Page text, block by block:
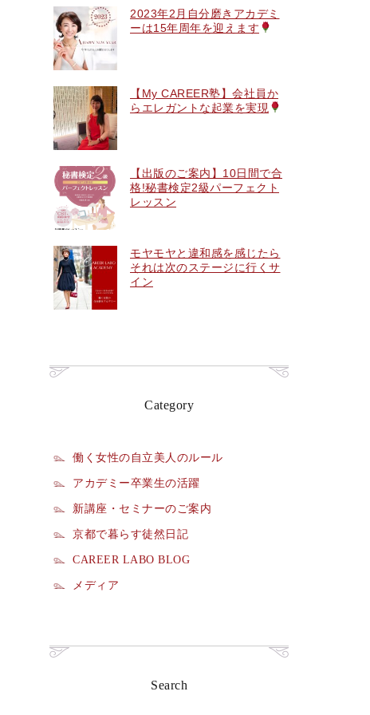
2023年2月自分磨きアカデミ
ーは15年周年を迎えます
【My CAREER塾】会社員か
らエレガントな起業を実現
【出版のご案内】10日間で合
格!秘書検定2級パーフェクト
レッスン
モヤモヤと違和感を感じたら
それは次のステージに行くサ
イン
Category
働く女性の自立美人のルール
アカデミー卒業生の活躍
新講座・セミナーのご案内
京都で暮らす徒然日記
CAREER LABO BLOG
メディア
Search